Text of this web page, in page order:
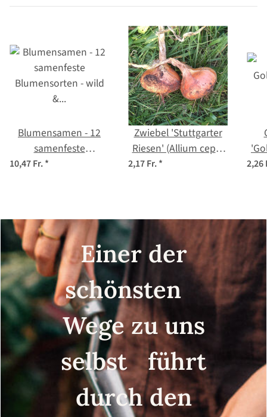
Blumensamen - 12
samenfeste
Blumensorten - wild &
10,47 Fr.*
Zwiebel 'Stuttgarter
Riesen' (Allium cepa)
Bio Saatgut
2,17 Fr.* 2,26
Einer der
schönsten
Wege zu uns
selbst führt
durch den